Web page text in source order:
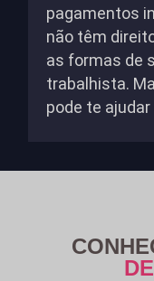
pagamentos
não têm
as formas de
trabalhista.
pode te